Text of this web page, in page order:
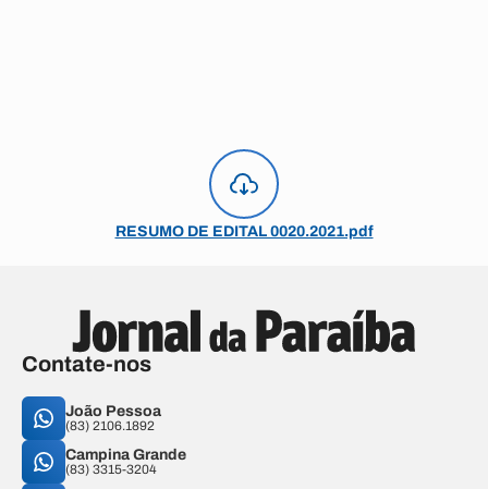
RESUMO DE EDITAL 0020.2021.pdf
Contate-nos
João Pessoa
(83) 2106.1892
Campina Grande
(83) 3315-3204